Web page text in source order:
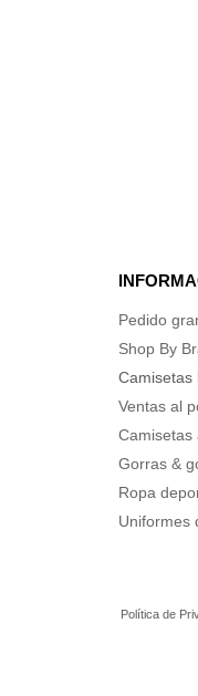
Pedido
Shop By
Camisetas
Ventas al
Camisetas
Gorras &
Ropa
Uniformes
Política de